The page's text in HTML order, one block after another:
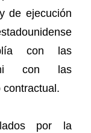
de ejecución
con las
ni con las
contractual.
por la